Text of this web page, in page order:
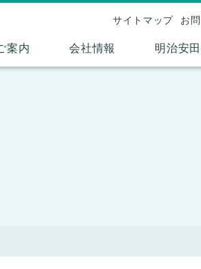
サイトマップ お
案内 会社情報 明治安